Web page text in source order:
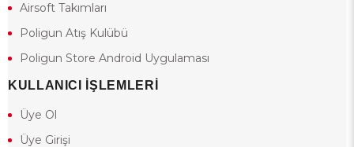
Airsoft Takımları
Poligun Atış Kulübü
Poligun Store Android Uygulaması
KULLANICI İŞLEMLERİ
Üye Ol
Üye Girişi